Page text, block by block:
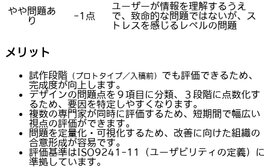
やや問題あ
り
-1点
ユーザーが情報を理解するうえ
で、致命的な問題ではないが、ス
トレスを感じるレベルの問題
メリット
試作段階 （プロトタイプ／入稿前） でも評価できるため、
完成度が向上します。
デザインの問題点を９項目に分類、３段階に点数化す
るため、要因を特定しやすくなります。
複数の専門家が同時に評価するため、短期間で幅広い
視点の評価ができます。
問題を定量化・可視化するため、改善に向けた組織の
合意形成が容易です。
評価基準はISO9241-11（ユーザビリティの定義）に
準拠しています。